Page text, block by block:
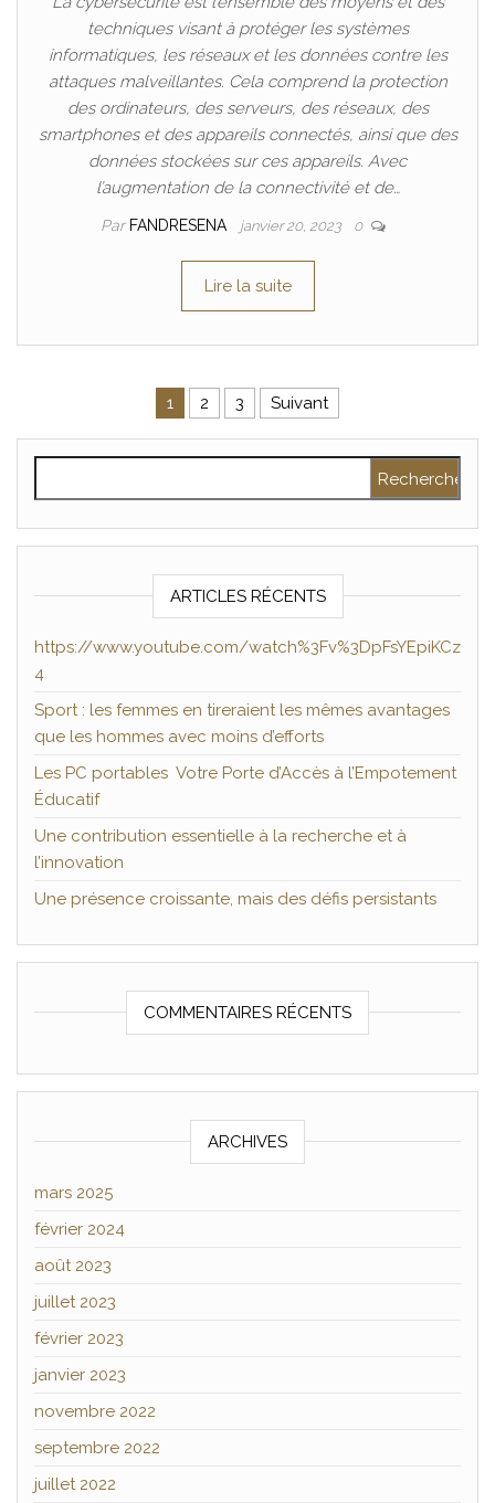
techniques visant à protéger les systèmes
informatiques, les réseaux et les données contre les
attaques malveillantes. Cela comprend la protection
des ordinateurs, des serveurs, des réseaux, des
smartphones et des appareils connectés, ainsi que des
données stockées sur ces appareils. Avec
l’augmentation de la connectivité et de…
Par FANDRESENA janvier 20, 2023 0
Lire la suite
Pagination des publications
1 2 3 Suivant
ARTICLES RÉCENTS
https://www.youtube.com/watch%3Fv%3DpFsYEpiKCz
4
Sport : les femmes en tireraient les mêmes avantages
que les hommes avec moins d’efforts
Les PC portables Votre Porte d’Accès à l’Empotement
Éducatif
Une contribution essentielle à la recherche et à
l’innovation
Une présence croissante, mais des défis persistants
COMMENTAIRES RÉCENTS
ARCHIVES
mars 2025
février 2024
août 2023
juillet 2023
février 2023
janvier 2023
novembre 2022
septembre 2022
juillet 2022